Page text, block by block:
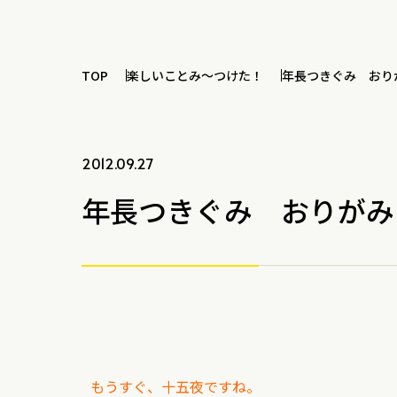
TOP 楽しいことみ～つけた！ 年長つきぐみ おり
2012.09.27
年長つきぐみ おりがみ
もうすぐ、十五夜ですね。